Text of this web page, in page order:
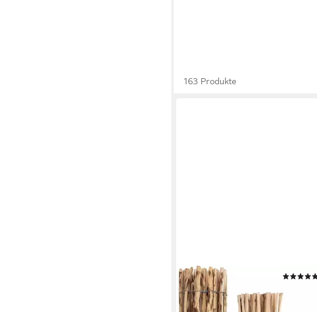
163 Produkte
SUNNYPILLOW
Staketenzaun aus Haselnuss in 26
Größen zur Auswahl